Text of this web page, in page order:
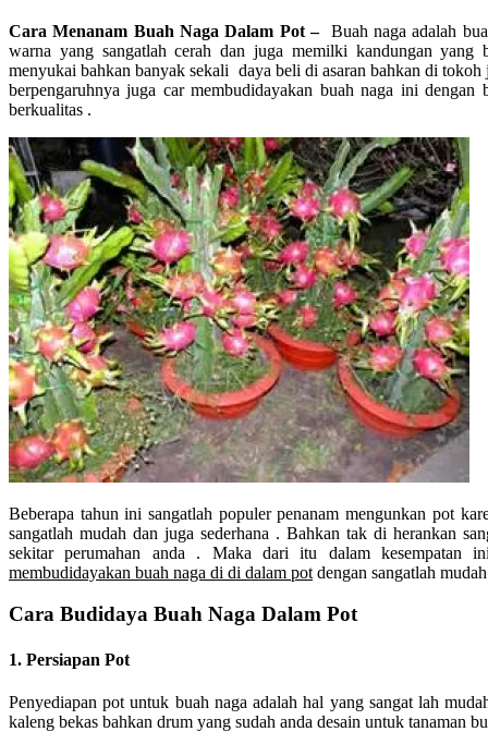
Cara Menanam Buah Naga Dalam Pot – Buah naga adalah
warna yang sangatlah cerah dan juga memilki kandungan yang
menyukai bahkan banyak sekali daya beli di asaran bahkan di
berpengaruhnya juga car membudidayakan buah naga ini
berkualitas .
Beberapa tahun ini sangatlah populer penanam mengunkan pot
sangatlah mudah dan juga sederhana . Bahkan tak di herankan
sekitar perumahan anda . Maka dari itu dalam kesempatan
membudidayakan buah naga di di dalam pot dengan sangatlah
Cara Budidaya Buah Naga Dalam Pot
1. Persiapan Pot
Penyediapan pot untuk buah naga adalah hal yang sangat lah
kaleng bekas bahkan drum yang sudah anda desain untuk tanaman